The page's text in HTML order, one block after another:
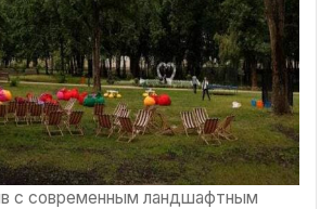
с современным ландшафтным